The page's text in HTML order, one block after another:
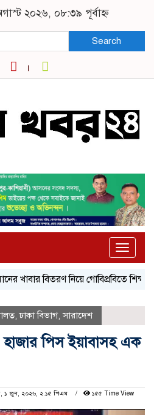
২০২৬, ০৮:৩৯ পূর্বাহ্ন
Search
Toggle
খাবার বিতরণ নিয়ে গোবিপ্রবিতে
,ঢাকা বিভাগ,সারাদেশ
পিস ইয়াবাসহ এক
১ জুন, ২০২৬, ২.১৫ পিএম
১৫৫ Time View